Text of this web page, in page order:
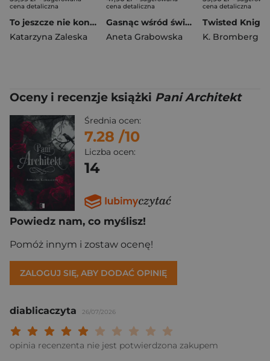
cena detaliczna
To jeszcze nie koniec. Duże Litery
Katarzyna Zaleska
cena detaliczna
Gasnąc wśród świateł
Aneta Grabowska
cena detaliczna
K. Bromberg
Oceny i recenzje książki Pani Architekt
Średnia ocen:
7.28 /10
Liczba ocen:
14
Powiedz nam, co myślisz!
Pomóż innym i zostaw ocenę!
ZALOGUJ SIĘ, ABY DODAĆ OPINIĘ
diablicaczyta 26/07/2026
Twoja ocena:
Twoja ocena: Wybitna 9/
Twoja ocena: Rewelacyjna 8/
Twoja ocena: Bardzo dobra 7/10"
Twoja ocena: Dobra 6/10"
Twoja ocena: Przeciętna 5/10"
Twoja ocena: Może być 4/10"
Twoja ocena: Słaba 3/10"
Twoja ocena: Bardzo słaba 2/10"
Twoja ocena: Beznadziejna 1/10"
opinia recenzenta nie jest potwierdzona zakupem